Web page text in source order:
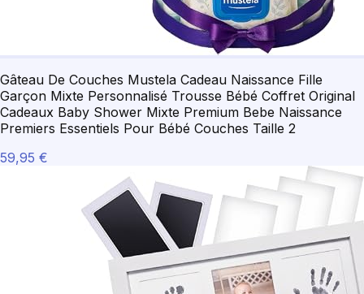
Gâteau De Couches Mustela Cadeau Naissance Fille
Garçon Mixte Personnalisé Trousse Bébé Coffret Original
Cadeaux Baby Shower Mixte Premium Bebe Naissance
Premiers Essentiels Pour Bébé Couches Taille 2
59,95 €